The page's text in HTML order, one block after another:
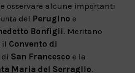
osservare alcune importanti
del Perugino e
Bonfigli. Meritano
il Convento di
di San Francesco e la
Maria del Serraglio.